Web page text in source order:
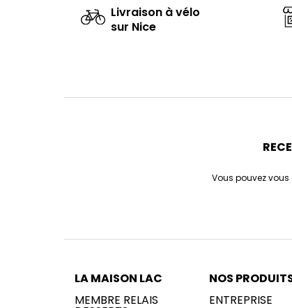
Livraison à vélo
sur Nice
Vous pouvez
LA MAISON LAC
MEMBRE RELAIS
NOS
ENTREPRISE